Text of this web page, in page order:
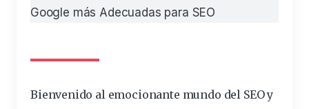
Google más Adecuadas para SEO
Bienvenido al emocionante mundo del SEO y